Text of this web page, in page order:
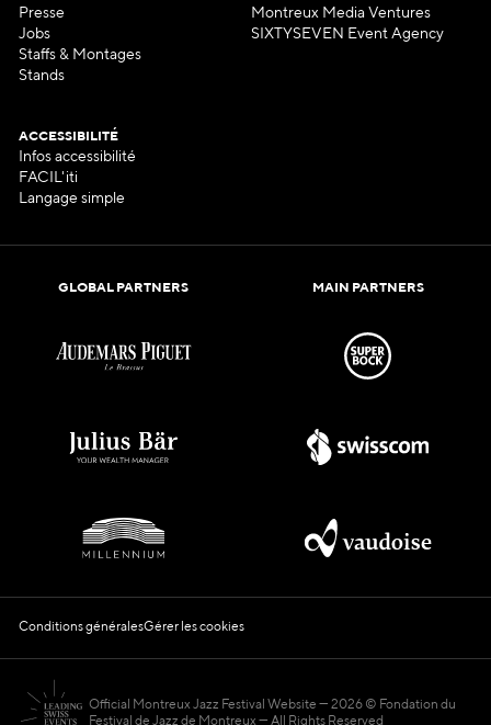
Presse
Jobs
Staffs & Montages
Stands
Montreux Media Ventures
SIXTYSEVEN Event Agency
ACCESSIBILITÉ
Infos accessibilité
FACIL'iti
Langage simple
GLOBAL PARTNERS MAIN PARTNERS
Conditions généralesGérer les cookies
Official Montreux Jazz Festival Website
2026 © Fondation du
Festival de Jazz de Montreux — All Rights Reserved